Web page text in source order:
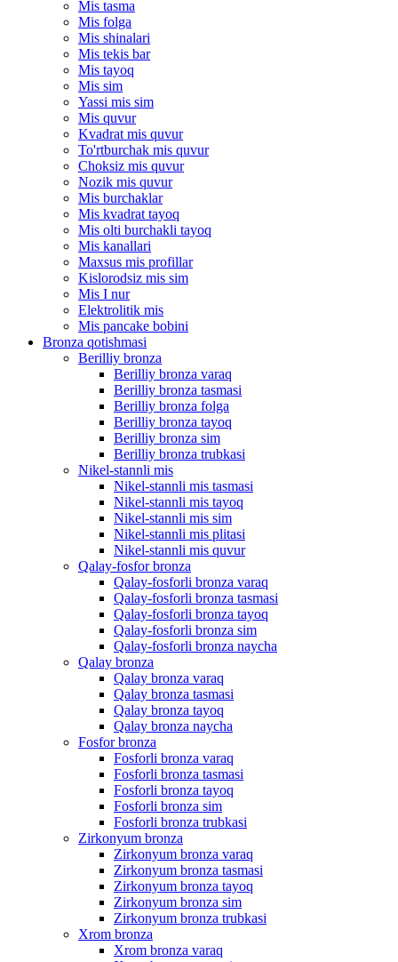
Mis tasma
Mis folga
Mis shinalari
Mis tekis bar
Mis tayoq
Mis sim
Yassi mis sim
Mis quvur
Kvadrat mis quvur
To'rtburchak mis quvur
Choksiz mis quvur
Nozik mis quvur
Mis burchaklar
Mis kvadrat tayoq
Mis olti burchakli tayoq
Mis kanallari
Maxsus mis profillar
Kislorodsiz mis sim
Mis I nur
Elektrolitik mis
Mis pancake bobini
Bronza qotishmasi
Berilliy bronza
Berilliy bronza varaq
Berilliy bronza tasmasi
Berilliy bronza folga
Berilliy bronza tayoq
Berilliy bronza sim
Berilliy bronza trubkasi
Nikel-stannli mis
Nikel-stannli mis tasmasi
Nikel-stannli mis tayoq
Nikel-stannli mis sim
Nikel-stannli mis plitasi
Nikel-stannli mis quvur
Qalay-fosfor bronza
Qalay-fosforli bronza varaq
Qalay-fosforli bronza tasmasi
Qalay-fosforli bronza tayoq
Qalay-fosforli bronza sim
Qalay-fosforli bronza naycha
Qalay bronza
Qalay bronza varaq
Qalay bronza tasmasi
Qalay bronza tayoq
Qalay bronza naycha
Fosfor bronza
Fosforli bronza varaq
Fosforli bronza tasmasi
Fosforli bronza tayoq
Fosforli bronza sim
Fosforli bronza trubkasi
Zirkonyum bronza
Zirkonyum bronza varaq
Zirkonyum bronza tasmasi
Zirkonyum bronza tayoq
Zirkonyum bronza sim
Zirkonyum bronza trubkasi
Xrom bronza
Xrom bronza varaq